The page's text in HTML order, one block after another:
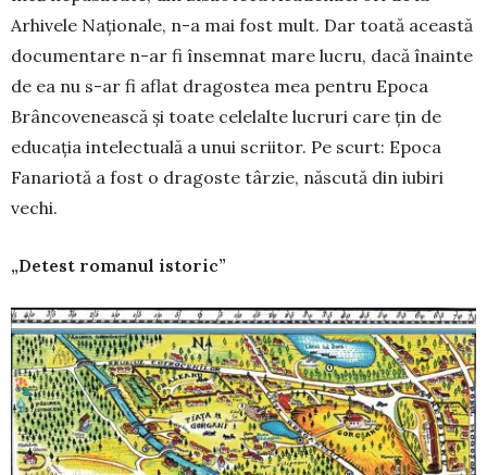
Arhivele Naționale, n-a mai fost mult. Dar toată această
documentare n-ar fi în­semnat mare lucru, dacă înainte
de ea nu s-ar fi aflat dragostea mea pentru Epoca
Brân­co­ve­neas­că și toate celelalte lucruri care țin de
edu­cația in­te­lec­tuală a unui scriitor. Pe scurt: Epoca
Fana­rio­tă a fost o dragoste târzie, născută din iubiri
vechi.
„Detest romanul istoric”